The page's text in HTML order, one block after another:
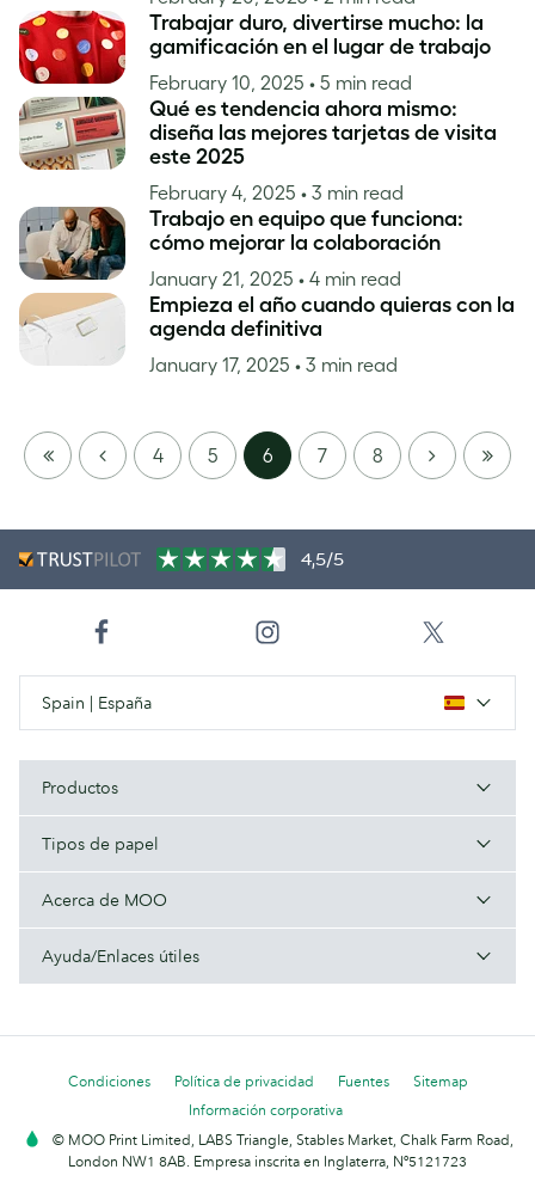
Trabajar duro, divertirse mucho: la
gamificación en el lugar de trabajo
February 10, 2025 • 5 min read
Qué es tendencia ahora mismo:
diseña las mejores tarjetas de visita
este 2025
February 4, 2025 • 3 min read
Trabajo en equipo que funciona:
cómo mejorar la colaboración
January 21, 2025 • 4 min read
Empieza el año cuando quieras con la
agenda definitiva
January 17, 2025 • 3 min read
FIRST
PAGE
PREVIOUS
4 5 6 7 8 NEXT
LAST
PAGE
4,5/5
Spain | España
Productos
Tipos de papel
Acerca de MOO
Ayuda/Enlaces útiles
Condiciones Política de privacidad Fuentes
Sitemap
Información corporativa
© MOO Print Limited, LABS Triangle, Stables Market, Chalk Farm Road,
London NW1 8AB. Empresa inscrita en Inglaterra, Nº5121723